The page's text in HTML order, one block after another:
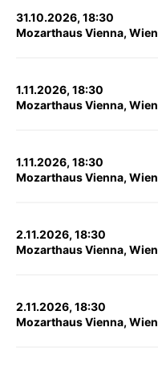
31.10.2026, 18:30
Mozarthaus Vienna, Wien
1.11.2026, 18:30
Mozarthaus Vienna, Wien
1.11.2026, 18:30
Mozarthaus Vienna, Wien
2.11.2026, 18:30
Mozarthaus Vienna, Wien
2.11.2026, 18:30
Mozarthaus Vienna, Wien